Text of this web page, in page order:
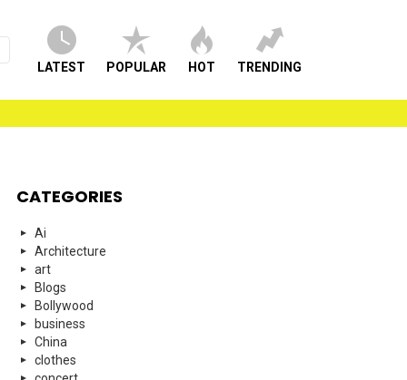
LATEST POPULAR HOT TRENDING
CATEGORIES
Ai
Architecture
art
Blogs
Bollywood
business
China
clothes